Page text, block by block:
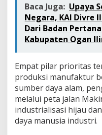
Baca Juga: Upaya
Negara, KAI Divre
Dari Badan
Kabupaten Ogan
Empat pilar prioritas
produksi manufaktur
sumber daya alam,
melalui peta jalan
industrialisasi hijau
daya manusia industri.